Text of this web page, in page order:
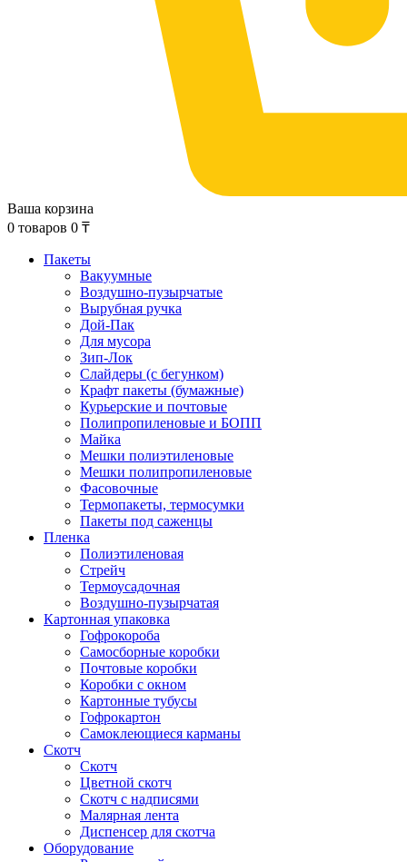
Ваша корзина
0 товаров 0 ₸
Пакеты
Вакуумные
Воздушно-пузырчатые
Вырубная ручка
Дой-Пак
Для мусора
Зип-Лок
Слайдеры (с бегунком)
Крафт пакеты (бумажные)
Курьерские и почтовые
Полипропиленовые и БОПП
Майка
Мешки полиэтиленовые
Мешки полипропиленовые
Фасовочные
Термопакеты, термосумки
Пакеты под саженцы
Пленка
Полиэтиленовая
Стрейч
Термоусадочная
Воздушно-пузырчатая
Картонная упаковка
Гофрокороба
Самосборные коробки
Почтовые коробки
Коробки с окном
Картонные тубусы
Гофрокартон
Самоклеющиеся карманы
Скотч
Скотч
Цветной скотч
Скотч с надписями
Малярная лента
Диспенсер для скотча
Оборудование